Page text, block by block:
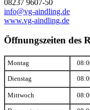
08237 9607-50
info@vg-aindling.de
www.vg-aindling.de
Öffnungszeiten des
Montag
Dienstag
Mittwoch